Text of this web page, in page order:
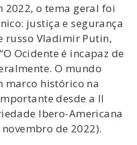
2022, o tema geral foi
justiça e segurança
russo Vladimir Putin,
Ocidente é incapaz de
O mundo
marco histórico na
desde a II
Ibero-Americana
de 2022).